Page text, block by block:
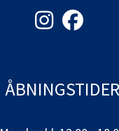
ÅBNINGSTIDER